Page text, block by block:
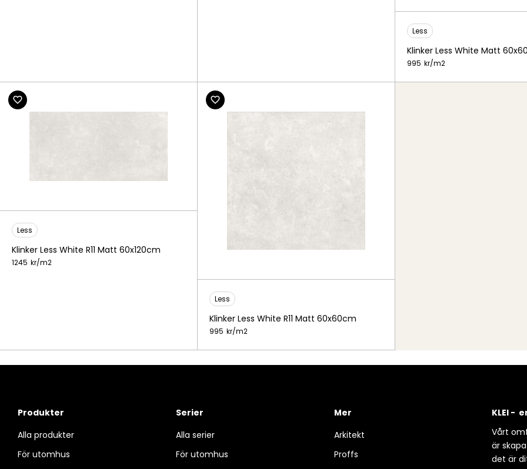
Less
Klinker Less White Matt
995 kr/m2
Less
Klinker Less White R11 Matt 60x120cm
1245 kr/m2
Less
Klinker Less White R11 Matt 60x60cm
995 kr/m2
Produkter
Alla produkter
För utomhus
Serier
Alla serier
För utomhus
Mer
Arkitekt
Proffs
KLEI -
Vårt
är
det är